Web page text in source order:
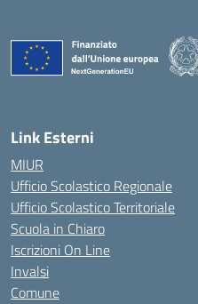
Link Esterni
MIUR
Ufficio Scolastico Regionale
Ufficio Scolastico Territoriale
Scuola in Chiaro
Iscrizioni On Line
Invalsi
Comune